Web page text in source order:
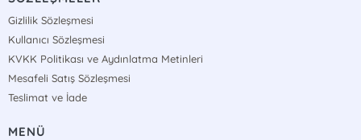
Gizlilik Sözleşmesi
Kullanıcı Sözleşmesi
KVKK Politikası ve Aydınlatma Metinleri
Mesafeli Satış Sözleşmesi
Teslimat ve İade
MENÜ